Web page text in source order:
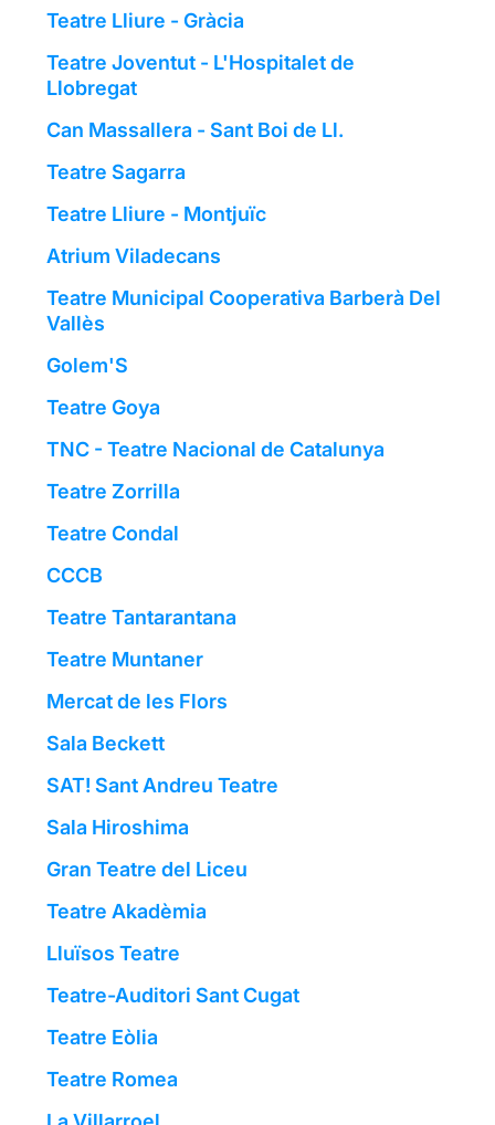
Teatre Lliure - Gràcia
Teatre Joventut - L'Hospitalet de
Llobregat
Can Massallera - Sant Boi de Ll.
Teatre Sagarra
Teatre Lliure - Montjuïc
Atrium Viladecans
Teatre Municipal Cooperativa Barberà Del
Vallès
Golem'S
Teatre Goya
TNC - Teatre Nacional de Catalunya
Teatre Zorrilla
Teatre Condal
CCCB
Teatre Tantarantana
Teatre Muntaner
Mercat de les Flors
Sala Beckett
SAT! Sant Andreu Teatre
Sala Hiroshima
Gran Teatre del Liceu
Teatre Akadèmia
Lluïsos Teatre
Teatre-Auditori Sant Cugat
Teatre Eòlia
Teatre Romea